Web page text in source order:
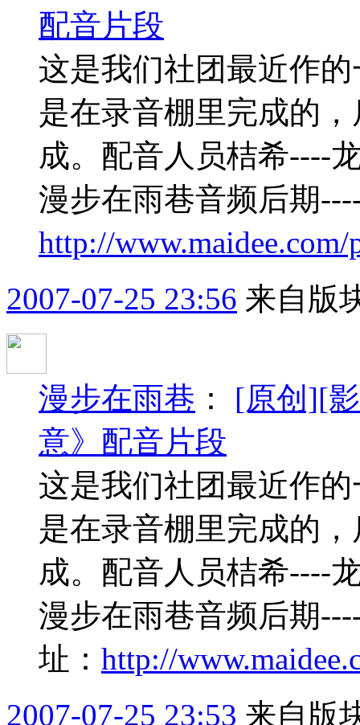
配音片段
这是我们社团最近作
是在录音棚里完成的
成。配音人员桔希----
漫步在雨巷音频后期
http://www.maidee.com/
2007-07-25 23:56 来自版
漫步在雨巷 ： [原创][
意》配音片段
这是我们社团最近作
是在录音棚里完成的
成。配音人员桔希----
漫步在雨巷音频后期
址： http://
2007-07-25 23:53 来自版